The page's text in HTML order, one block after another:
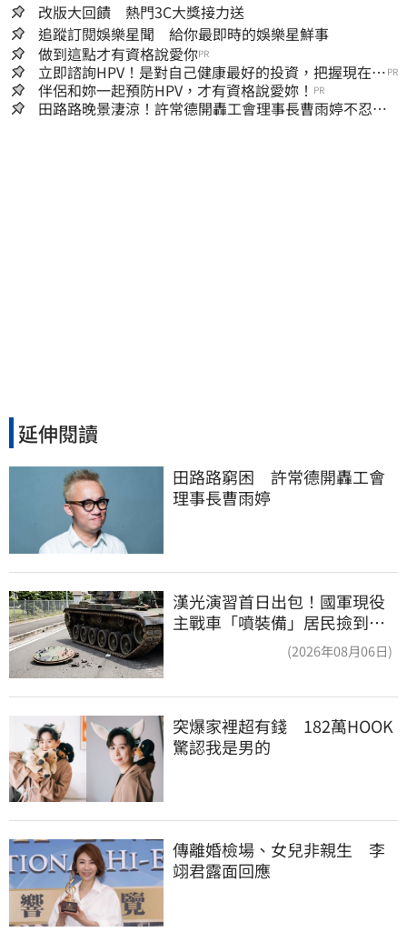
改版大回饋 熱門3C大獎接力送
追蹤訂閱娛樂星聞 給你最即時的娛樂星鮮事
做到這點才有資格說愛你PR
立即諮詢HPV！是對自己健康最好的投資，把握現在不
嫌晚！
PR
伴侶和妳一起預防HPV，才有資格說愛妳！ PR
田路路晚景淒涼！許常德開轟工會理事長曹雨婷不忍
延伸閱讀
田路路窮困　許常德開轟工會
理事長曹雨婷
漢光演習首日出包！國軍現役
主戰車「噴裝備」居民撿到零
(2026年08月06日)
突爆家裡超有錢　182萬HOOK
驚認我是男的
傳離婚檢場、女兒非親生　李
翊君露面回應